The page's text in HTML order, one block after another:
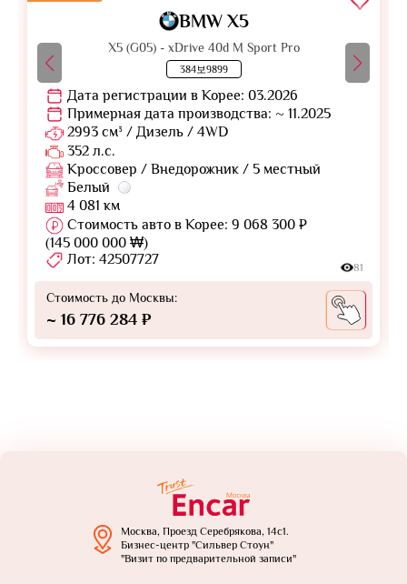
BMW X5
X5 (G05) - xDrive 40d M Sport Pro
384보9899
Дата регистрации в Корее: 03.2026
Примерная дата производства: ~ 11.2025
2993 см³ / Дизель / 4WD
352 л.с.
Кроссовер / Внедорожник / 5 местный
Белый
4 081 км
Стоимость авто в Корее: 9 068 300 ₽
(145 000 000 ₩)
Лот: 42507727
81
Стоимость до Москвы:
~ 16 776 284 ₽
Москва, Проезд Серебрякова, 14с1.
Бизнес-центр "Сильвер Стоун"
"Визит по предварительной записи"